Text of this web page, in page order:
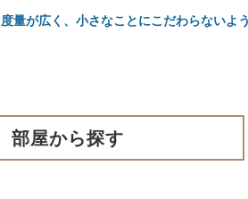
広く、小さなことにこだわらないよう
部屋から探す